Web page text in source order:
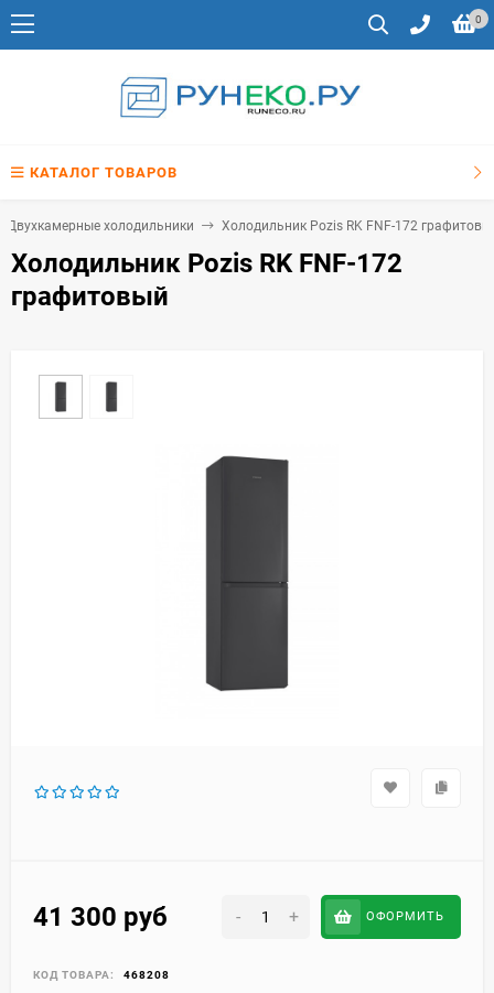
0
КАТАЛОГ ТОВАРОВ
Двухкамерные холодильники Холодильник Pozis RK FNF-172
Холодильник Pozis RK FNF-172
графитовый
41 300 руб - + ОФОРМИТЬ
КОД ТОВАРА: 468208